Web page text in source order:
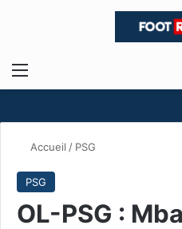
Menu
Accueil / PSG
PSG
OL-PSG :